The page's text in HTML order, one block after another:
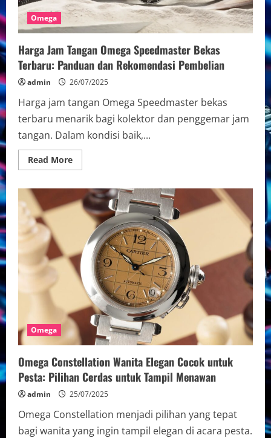
Omega
Harga Jam Tangan Omega Speedmaster Bekas
Terbaru: Panduan dan Rekomendasi Pembelian
admin 26/07/2025
Harga jam tangan Omega Speedmaster bekas
terbaru menarik bagi kolektor dan penggemar jam
tangan. Dalam kondisi baik,...
Read MoreRead
more
Jam
Tangan
Omega
Speedmaster
Bekas
Terbaru:
Panduan
dan
Rekomendasi
Pembelian
Omega
Omega Constellation Wanita Elegan Cocok untuk
Pesta: Pilihan Cerdas untuk Tampil Menawan
admin 25/07/2025
Omega Constellation menjadi pilihan yang tepat
bagi wanita yang ingin tampil elegan di acara pesta.